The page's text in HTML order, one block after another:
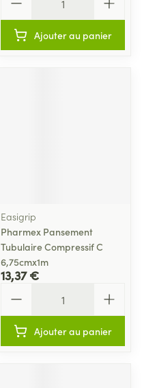
Ajouter au panier
Easigrip
Pharmex Pansement
Tubulaire Compressif C
6,75cmx1m
13,37 €
Ajouter au panier